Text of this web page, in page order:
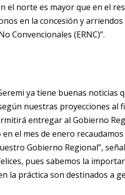
el norte es mayor que en el
en la concesión y
Convencionales (ERNC)”.
ya tiene buenas noticias
nuestras proyecciones
entregar al Gobierno
el mes de enero recaudamos
Gobierno Regional”,
pues sabemos la
la práctica son destinados a